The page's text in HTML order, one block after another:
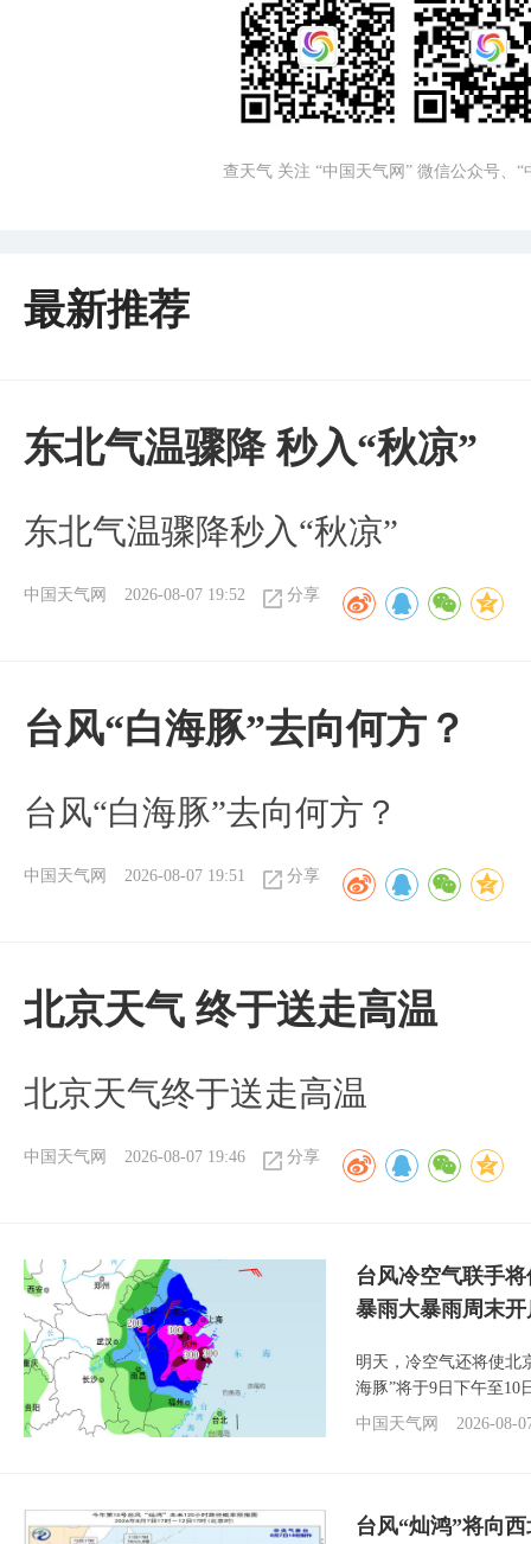
查天气 关注 “中国天气网” 微信公众号、
最新推荐
东北气温骤降 秒入“秋凉”
东北气温骤降秒入“秋凉”
中国天气网 2026-08-07 19:52 分享
台风“白海豚”去向何方？
台风“白海豚”去向何方？
中国天气网 2026-08-07 19:51 分享
北京天气 终于送走高温
北京天气终于送走高温
中国天气网 2026-08-07 19:46 分享
台风冷空气联手
暴雨大暴雨周末开
明天，冷空气还将使北
海豚”将于9日下午至10
中国天气网
2026-08-
台风“灿鸿”将向